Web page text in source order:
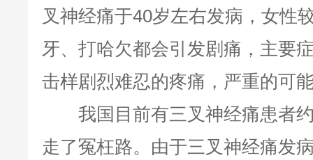
叉神经痛于40岁左右发病，女性
牙、打哈欠都会引发剧痛，主要
击样剧烈难忍的疼痛，严重的可
我国目前有三叉神经痛患者约
走了冤枉路。由于三叉神经痛发